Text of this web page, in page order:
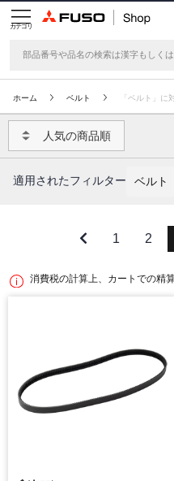
カテゴリ
ホーム ベルト 「ベルト」に
人気の商品順
適用されたフィルター ベルト
1 2
消費税の計算上、カートでの精